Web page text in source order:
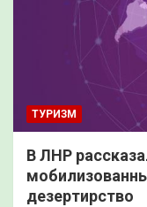
ТУРИЗМ
В ЛНР
дезертирство